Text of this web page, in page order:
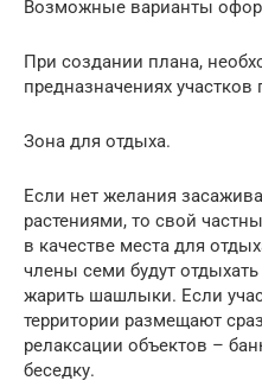
Возможные варианты
При создании плана,
предназначениях
Зона для отдыха.
Если нет желания
растениями, то свой
в качестве места для
члены семи будут
жарить шашлыки. Если
территории размещают
релаксации объектов –
беседку.